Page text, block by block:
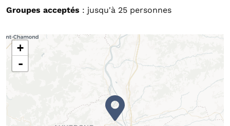
Groupes acceptés : jusqu'à 25 personnes
+
-